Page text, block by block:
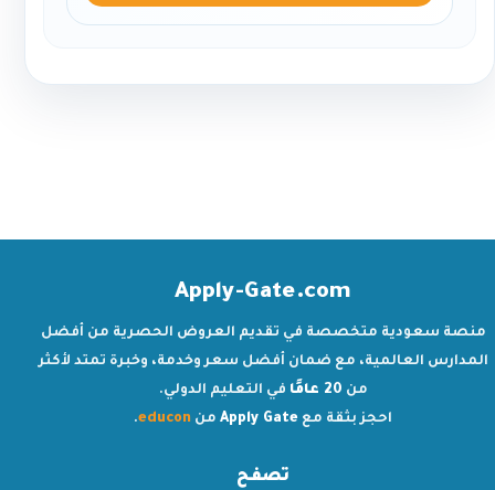
Apply-Gate.com
منصة سعودية متخصصة في تقديم العروض الحصرية من أفضل
المدارس العالمية، مع ضمان أفضل سعر وخدمة، وخبرة تمتد لأكثر
من 20 عامًا
في التعليم الدولي.
احجز بثقة مع Apply Gate من educon
.
تصفح